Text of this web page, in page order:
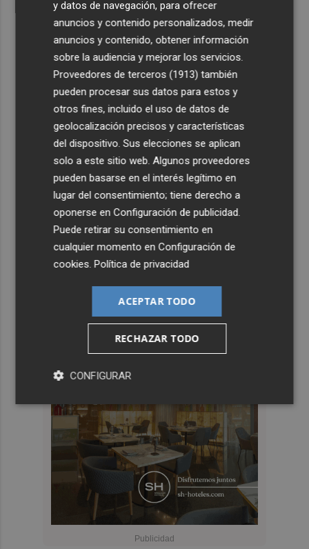
y datos de navegación, para ofrecer
anuncios y contenido personalizados, medir
anuncios y contenido, obtener información
sobre la audiencia y mejorar los servicios.
Proveedores de terceros (1913) también
pueden procesar sus datos para estos y
otros fines, incluido el uso de datos de
geolocalización precisos y características
del dispositivo. Sus elecciones se aplican
solo a este sitio web. Algunos proveedores
pueden basarse en el interés legítimo en
lugar del consentimiento; tiene derecho a
oponerse enConfiguración de publicidad
Puede retirar su consentimiento en
cualquier momento enConfiguración de
cookies .Política de privacidad
ACEPTAR TODO
RECHAZAR TODO
CONFIGURAR